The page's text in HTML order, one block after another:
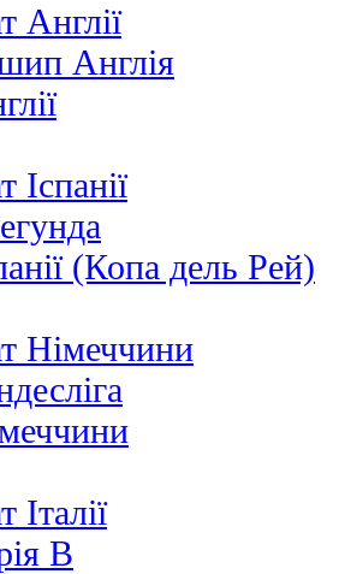
Англії
Англія
Іспанії
(Копа дель Рей)
Німеччини
Італії
B